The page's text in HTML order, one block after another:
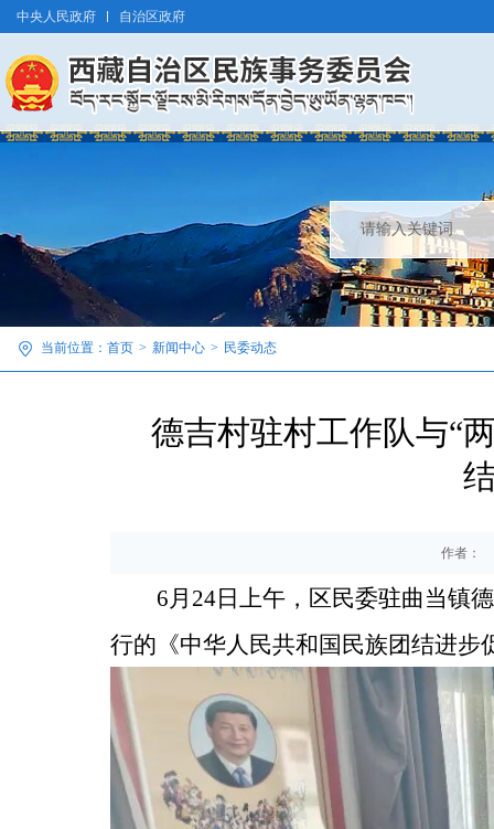
中央人民政府 自治区政府
当前位置： 首页 > 新闻中心 > 民委动态
德吉村驻村工作队与“
作者：
6月24日上午，区民委驻曲当镇
行的《中华人民共和国民族团结进步